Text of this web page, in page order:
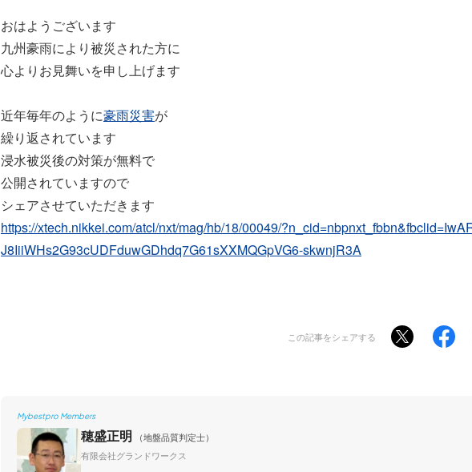
おはようございます
九州豪雨により被災された方に
心よりお見舞いを申し上げます
近年毎年のように豪雨災害が
繰り返されています
浸水被災後の対策が無料で
公開されていますので
シェアさせていただきます
https://xtech.nikkei.com/atcl/nxt/mag/hb/18/00049/
J8IiiWHs2G93cUDFduwGDhdq7G61sXXMQGpVG6-skwnjR3A
この記事をシェアする
Mybestpro Members
穂盛正明
（地盤品質判定士）
有限会社グランドワークス